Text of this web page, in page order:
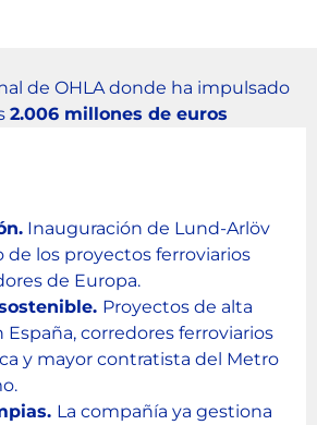
de OHLA donde ha impulsado
2.006 millones de euros
Inauguración de Lund-Arlöv
de los proyectos ferroviarios
de Europa.
Proyectos de alta
España, corredores ferroviarios
y mayor contratista del Metro
La compañía ya gestiona